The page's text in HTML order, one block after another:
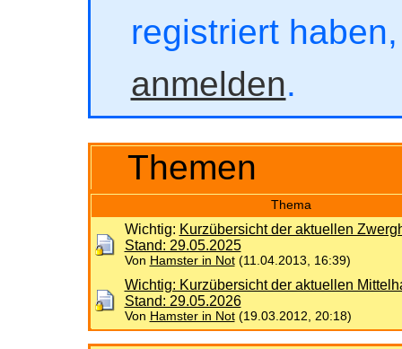
registriert
anmelden.
Themen
Thema
Wichtig: Kurzübersicht der aktuellen
Stand: 29.05.2025
Von Hamster in Not(11.04.2013, 16:39)
Wichtig: Kurzübersicht der aktuellen
Stand: 29.05.2026
Von Hamster in Not(19.03.2012, 20:18)